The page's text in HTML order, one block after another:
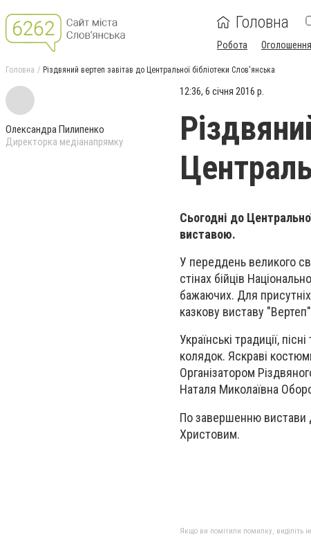
Головна
Робота Оголошення
Головна Різдвяний вертеп завітав до Центральної бібліотеки Слов'янська
Олександра Пилипенко
Директорка медіанапрямку
12:36, 6 січня 2016 р.
Сьогодні до
виставою.
У переддень великого
стінах бійців
бажаючих. Для
казкову виставу
Українські традиції,
колядок. Яскраві
Організатором
Наталя Миколаївна
По завершенню вистави
Христовим.
Якщо ви помітили помилку, виділіть